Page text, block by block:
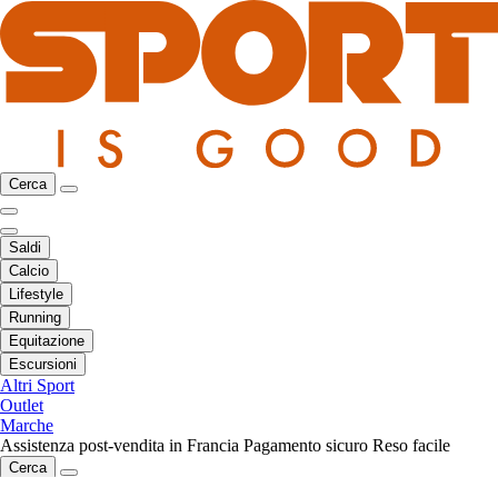
Cerca
Saldi
Calcio
Lifestyle
Running
Equitazione
Escursioni
Altri Sport
Outlet
Marche
Assistenza post-vendita in Francia Pagamento sicuro Reso facile
Cerca